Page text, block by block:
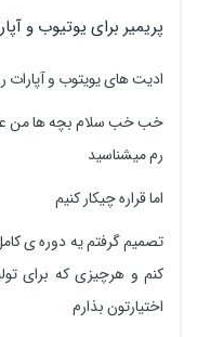
پریمیر برای یوتیوب و
ادیت های یویتوب و آپارات
خب خب سلام بچه ها من
رم میشناسید
اما قراره چیکار کنیم
تصمیم گرفتم یه دوره ی
کنم و هرچیزی که برای
اختیارتون بذارم